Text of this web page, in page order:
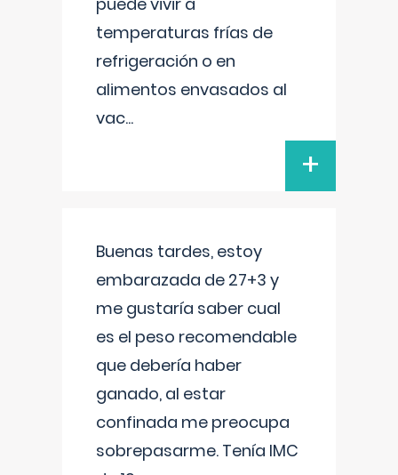
temperaturas frías de
refrigeración o en
alimentos envasados al
vac...
+
Buenas tardes, estoy
embarazada de 27+3 y
me gustaría saber cual
es el peso recomendable
que debería haber
ganado, al estar
confinada me preocupa
sobrepasarme. Tenía IMC